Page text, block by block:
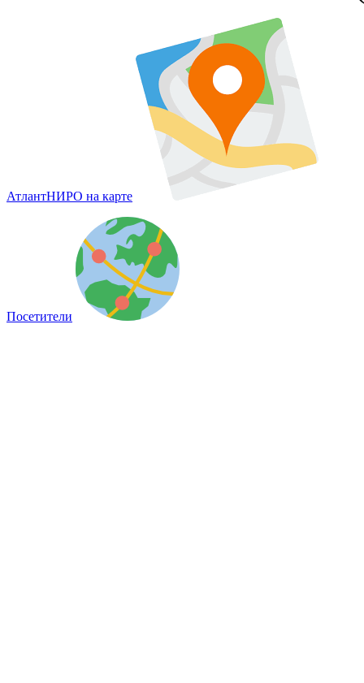
АтлантНИРО на карте
Посетители